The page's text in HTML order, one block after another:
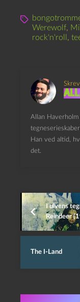
Werewolf,
rock'n'roll ,
Allan
Han ved altid,
det.
I ulvens
Reindeer
The I-Land